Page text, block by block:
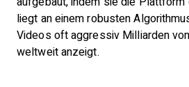
liegt an einem robusten
Videos oft aggressiv Milliarden
weltweit anzeigt.